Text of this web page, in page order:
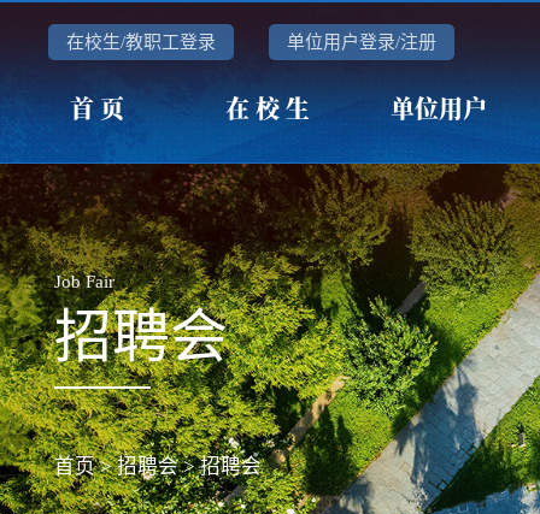
在校生/教职工登录 单位用户登录/注册
首 页 在 校 生 单位用户
Job Fair
招聘会
首页>招聘会>招聘会